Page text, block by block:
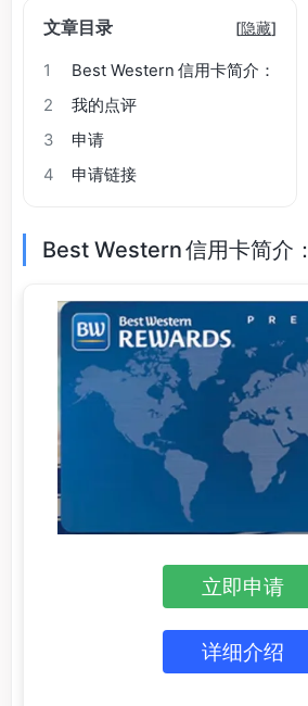
文章目录 [隐藏]
1
Best Western 信用卡简介：
2
我的点评
3
申请
4
申请链接
Best Western 信用卡简介：
立即申请
详细介绍